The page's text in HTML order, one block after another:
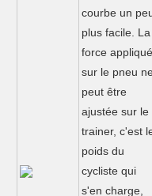
courbe un
plus facile. La
force
sur le pneu
peut être
ajustée sur le
trainer, c'est
poids du
cycliste qui
s'en charge,